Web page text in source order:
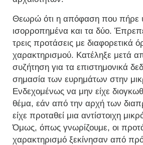
Θεωρώ ότι η απόφαση που πήρε
ισορροπημένα και τα δύο.
τρεις προτάσεις με διαφορετικά
χαρακτηρισμού. Κατέληξε μετά
συζήτηση για τα επιστημονικά
σημασία των ευρημάτων στην
Ενδεχομένως να μην είχε
θέμα, εάν από την αρχή των
είχε προταθεί μια αντίστοιχη
Όμως, όπως γνωρίζουμε, οι
χαρακτηρισμό ξεκίνησαν από